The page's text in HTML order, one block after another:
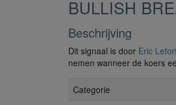
BULLISH
Beschrijving
Dit signaal is door Eric
nemen wanneer de koers
Categorie